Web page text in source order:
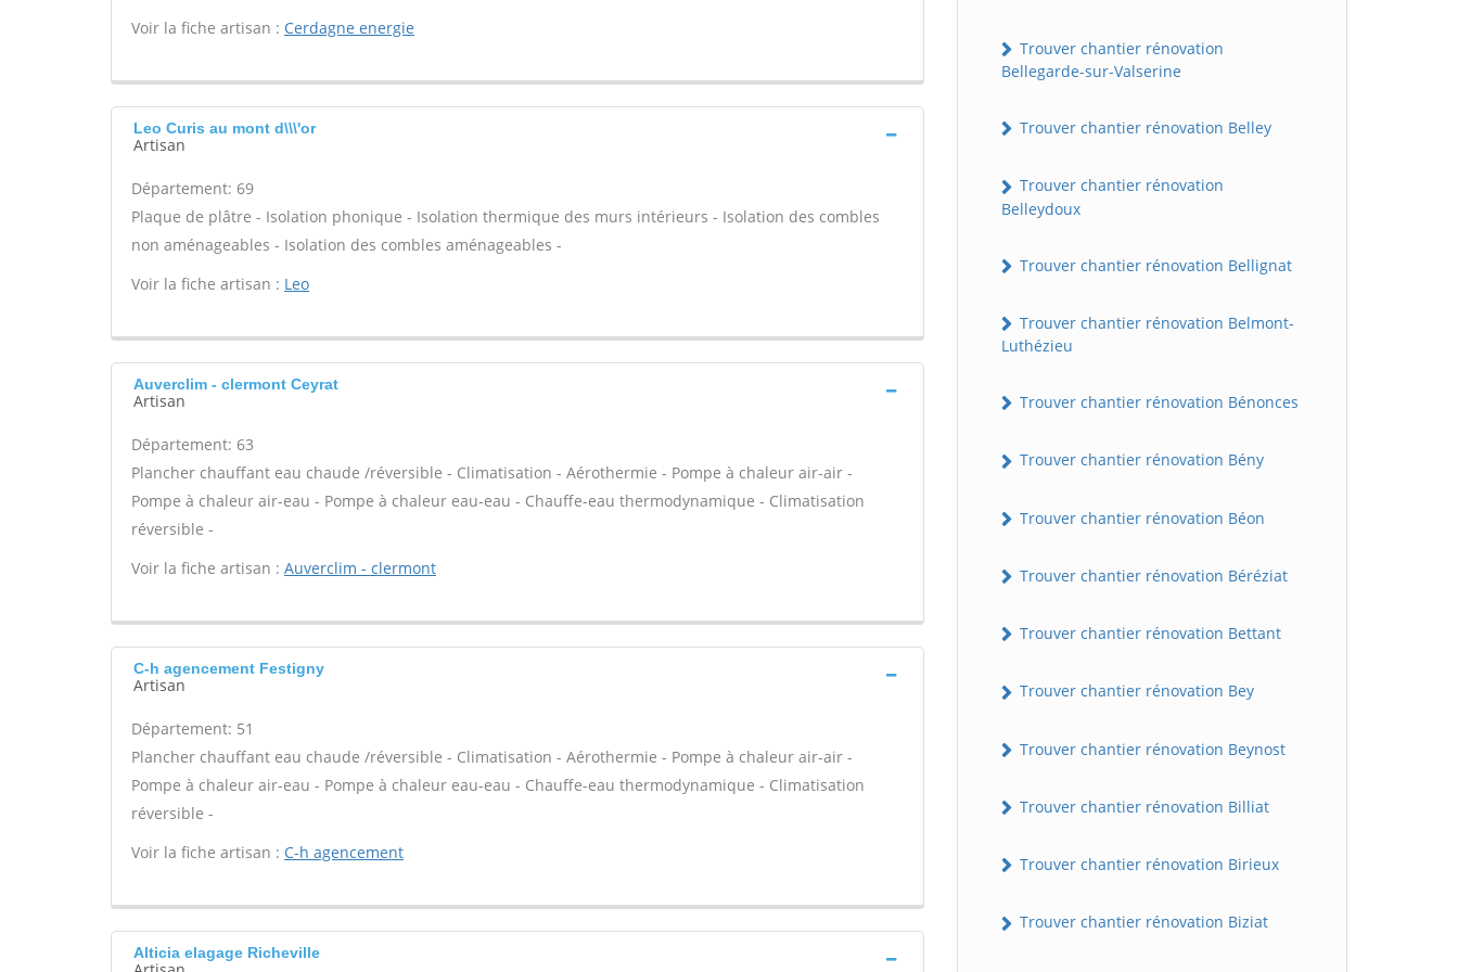
Voir la fiche artisan : Cerdagne energie
Leo Curis au mont d\\\'or
Artisan
Département: 69
Plaque de plâtre - Isolation phonique - Isolation thermique des murs intérieurs - Isolation des combles
non aménageables - Isolation des combles aménageables -
Voir la fiche artisan : Leo
Auverclim - clermont Ceyrat
Artisan
Département: 63
Plancher chauffant eau chaude /réversible - Climatisation - Aérothermie - Pompe à chaleur air-air -
Pompe à chaleur air-eau - Pompe à chaleur eau-eau - Chauffe-eau thermodynamique - Climatisation
réversible -
Voir la fiche artisan : Auverclim - clermont
C-h agencement Festigny
Artisan
Département: 51
Plancher chauffant eau chaude /réversible - Climatisation - Aérothermie - Pompe à chaleur air-air -
Pompe à chaleur air-eau - Pompe à chaleur eau-eau - Chauffe-eau thermodynamique - Climatisation
réversible -
Voir la fiche artisan : C-h agencement
Alticia elagage Richeville
Trouver chantier rénovation
Bellegarde-sur-Valserine
Trouver chantier rénovation Belley
Trouver chantier rénovation
Belleydoux
Trouver chantier rénovation Bellignat
Trouver chantier rénovation Belmont-
Luthézieu
Trouver chantier rénovation Bénonces
Trouver chantier rénovation Bény
Trouver chantier rénovation Béon
Trouver chantier rénovation Béréziat
Trouver chantier rénovation Bettant
Trouver chantier rénovation Bey
Trouver chantier rénovation Beynost
Trouver chantier rénovation Billiat
Trouver chantier rénovation Birieux
Trouver chantier rénovation Biziat